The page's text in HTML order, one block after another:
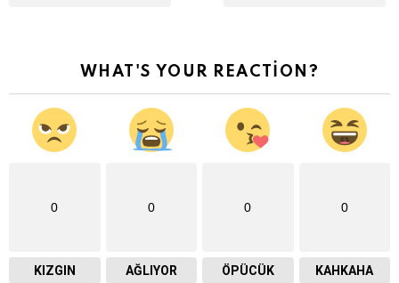
WHAT'S YOUR REACTION?
0
KIZGIN
0
AĞLIYOR
0
ÖPÜCÜK
0
KAHKAHA